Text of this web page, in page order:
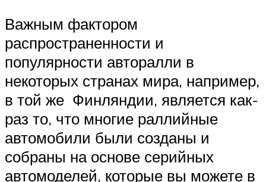
Важным фактором
распространенности и
популярности авторалли в
некоторых странах мира, например,
в той же Финляндии, является как-
раз то, что многие раллийные
автомобили были созданы и
собраны на основе серийных
автомоделей, которые вы можете в